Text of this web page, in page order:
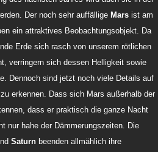
Der noch sehr auffällige Mars ist am
ein attraktives Beobachtungsobjekt. Da
Erde sich rasch von unserem rötlichen
verringern sich dessen Helligkeit sowie
Dennoch sind jetzt noch viele Details auf
erkennen. Dass sich Mars außerhalb der
dass er praktisch die ganze Nacht
nur hahe der Dämmerungszeiten. Die
Saturn beenden allmählich ihre